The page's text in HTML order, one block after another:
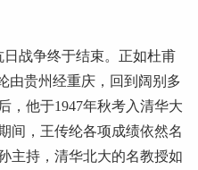
日战争终于结束。正如杜甫
由贵州经重庆，回到阔别多
，他于1947年秋考入清华大
间，王传纶各项成绩依然名
主持，清华北大的名教授如